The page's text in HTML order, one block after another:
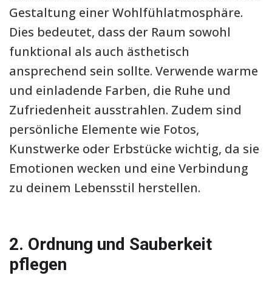
Gestaltung einer Wohlfühlatmosphäre.
Dies bedeutet, dass der Raum sowohl
funktional als auch ästhetisch
ansprechend sein sollte. Verwende warme
und einladende Farben, die Ruhe und
Zufriedenheit ausstrahlen. Zudem sind
persönliche Elemente wie Fotos,
Kunstwerke oder Erbstücke wichtig, da sie
Emotionen wecken und eine Verbindung
zu deinem Lebensstil herstellen.
2. Ordnung und Sauberkeit
pflegen